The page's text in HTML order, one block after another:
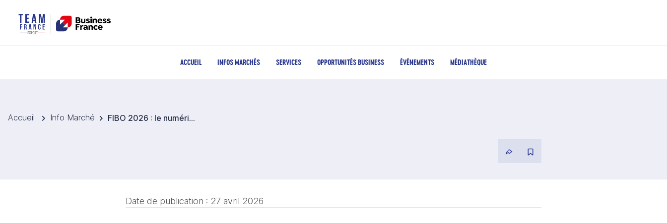
ACCUEIL INFOS MARCHÉS SERVICES OPPORTUNITÉS BUSINESS ÉVÉNEMENTS MÉDIATHÈQUE
Accueil Info Marché FIBO 2026 : le numérique au cœur des évolutions du fitness et de la santé
Date de publication : 27 avril 2026